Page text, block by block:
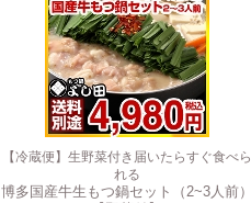
【冷蔵便】生野菜付き届いたらすぐ食べら
れる
博多国産牛生もつ鍋セット（2~3人前）